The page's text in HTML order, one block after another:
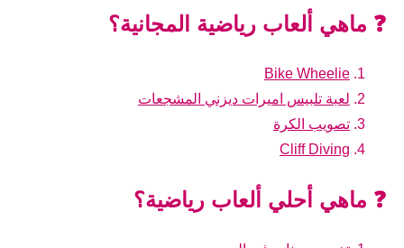
❓ ماهي ألعاب رياضية المجانية؟
Bike Wheelie
لعبة تلبيس اميرات ديزني المشجعات
تصويب الكرة
Cliff Diving
❓ ماهي أحلي ألعاب رياضية؟